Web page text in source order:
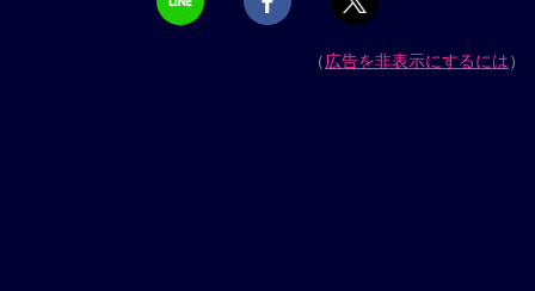
（広告を非表示にするには）